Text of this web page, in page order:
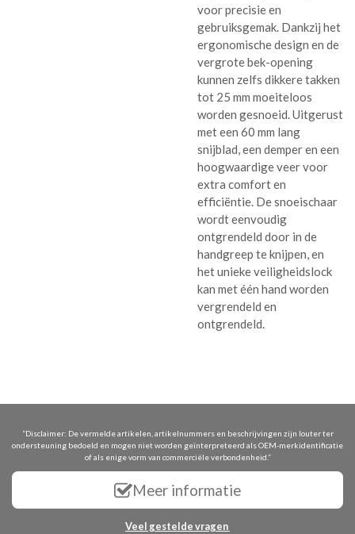
voor precisie en
gebruiksgemak. Dankzij het
ergonomische design en de
vergrote bek-opening
kunnen zelfs dikkere takken
tot 25 mm moeiteloos
worden gesnoeid. Uitgerust
met een 60 mm lang
snijblad, een demper en een
hoogwaardige veer voor
extra comfort en
efficiëntie. De snoeischaar
wordt eenvoudig
ontgrendeld door in de
handgreep te knijpen, en
het unieke veiligheidslock
kan met één hand worden
vergrendeld en
ontgrendeld.
“Disclaimer: De vermelde artikelen, artikelnummers en beschrijvingen zijn louter ter
ondersteuning bedoeld en mogen niet worden geïnterpreteerd als OEM-merkidentificatie
of als enige vorm van commerciële verbondenheid.”
Meer informatie
Veel gestelde vragen